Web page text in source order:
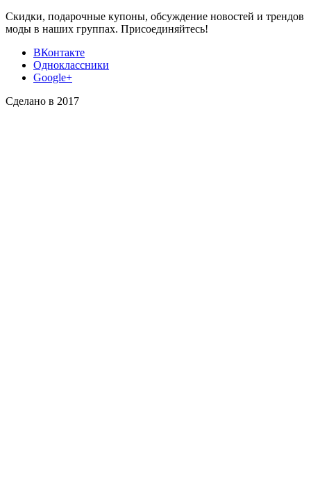
Скидки, подарочные купоны, обсуждение новостей и трендов
моды в наших группах. Присоединяйтесь!
ВКонтакте
Одноклассники
Google+
Сделано в 2017